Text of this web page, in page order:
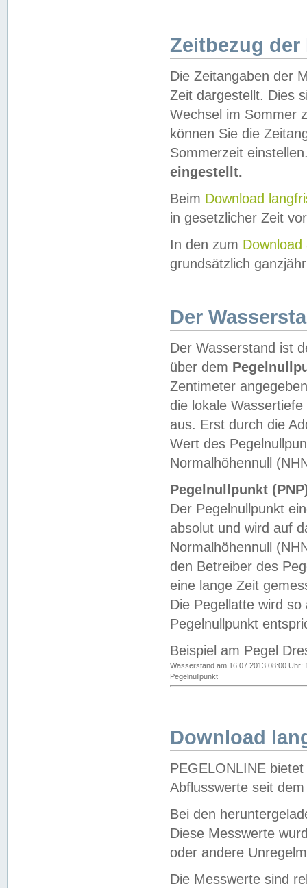
Zeitbezug der
Die Zeitangaben der
Zeit dargestellt. Dies
Wechsel im Sommer
können Sie die
Sommerzeit
eingestellt.
Beim Download
in gesetzlicher Zeit
In den zum Download
grundsätzlich
Der
Der Wasserstand ist
über dem
Zentimeter
die lokale
aus. Erst durch die
Wert des
Normalhöhennull
Pegelnullpunkt
Der Pegelnullpunkt
absolut und wird auf
Normalhöhennull
den Betreiber des
eine lange Zeit
Die Pegellatte wird
Pegelnullpunkt
Beispiel am Pegel
Wasserstand am 16.07.2013 08:00 Uhr:
Pegelnullpunkt
Download
PEGELONLINE
Abflusswerte seit
Bei den
Diese Messwerte
oder andere
Die Messwerte sind